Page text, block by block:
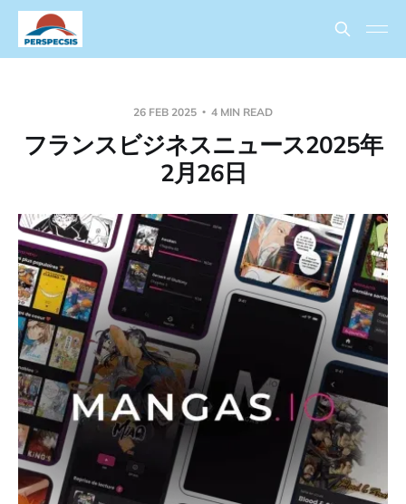
26 FEB 2025 4 MIN READ
フランスビジネスニュース2025年
2月26日